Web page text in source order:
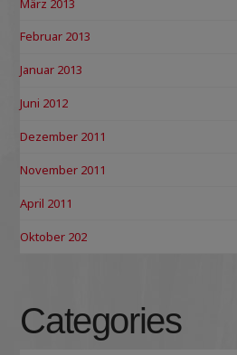
Februar 2013
Januar 2013
Juni 2012
Dezember 2011
November 2011
April 2011
Oktober 202
Categories